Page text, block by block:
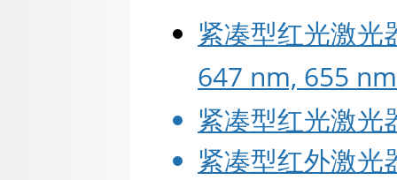
紧凑型红光激
647 nm, 655
紧凑型红光激
紧凑型红外激